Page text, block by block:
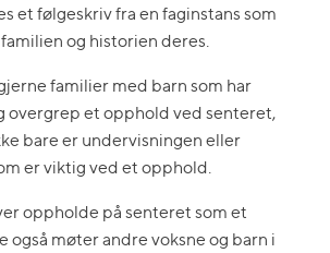
et følgeskriv fra en faginstans som
og historien deres.
familier med barn som har
overgrep et opphold ved senteret,
bare er undervisningen eller
er viktig ved et opphold.
oppholde på senteret som et
også møter andre voksne og barn i